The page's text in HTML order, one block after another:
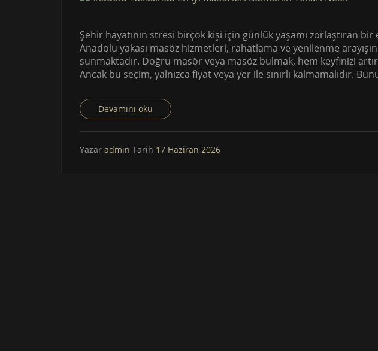
Şehir hayatının stresi birçok kişi için günlük yaşamı zorlaştıran
Anadolu yakası masöz hizmetleri, rahatlama ve yenilenme
sunmaktadır. Doğru masör veya masöz bulmak, hem keyfinizi
Ancak bu seçim, yalnızca fiyat veya yer ile sınırlı kalmamalıdır.
Devamını oku
Yazar admin Tarih 17 Haziran 2026